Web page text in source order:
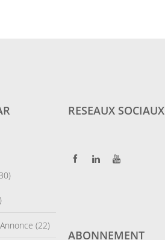
(22)
RESEAUX SOCIAUX
ABONNEMENT